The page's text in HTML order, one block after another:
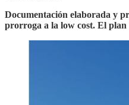
Documentación elaborada y
prorroga a la low cost. El plan